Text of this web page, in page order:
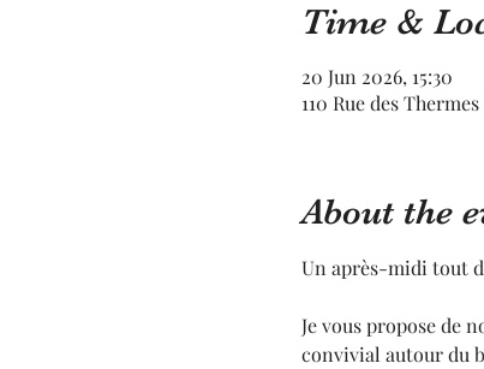
Time &
20 Jun 2026, 15:30
110 Rue des
About the
Un après-midi tout
Je vous propose de
convivial autour du